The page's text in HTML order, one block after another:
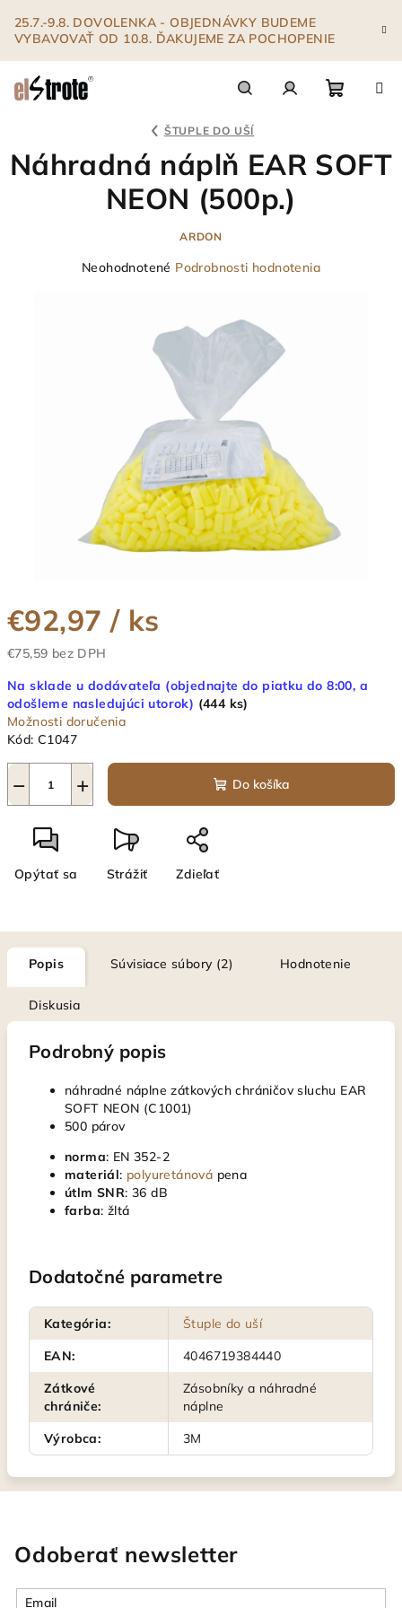
obsah
25.7.-9.8. DOVOLENKA - OBJEDNÁVKY BUDEME
VYBAVOVAŤ OD 10.8. ĎAKUJEME ZA POCHOPENIE
košík
ŠTUPLE DO UŠÍ
€92,97 / ks
€75,59 bez DPH
cena:
Na sklade u dodávateľa (objednajte do piatku do 8:00, a
odošleme nasledujúci utorok) (444 ks)
Možnosti doručenia
Kód: C1047
+
− Do košíka
Opýtať sa Strážiť Zdieľať
Náhradná náplň EAR SOFT
NEON (500p.)
ARDON
Priemerné
Neohodnotené Podrobnosti hodnotenia
Popis Súvisiace súbory (2) Hodnotenie
Diskusia
Podrobný popis
náhradné náplne zátkových chráničov sluchu EAR
SOFT NEON (C1001)
500 párov
norma: EN 352-2
materiál: polyuretánová pena
útlm SNR: 36 dB
farba: žltá
Dodatočné parametre
Kategória:
Štuple do uší
EAN:
4046719384440
Zátkové
chrániče:
Zásobníky a náhradné
náplne
Výrobca: 3M
Odoberať newsletter
Email